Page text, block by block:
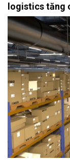
logistics tăng